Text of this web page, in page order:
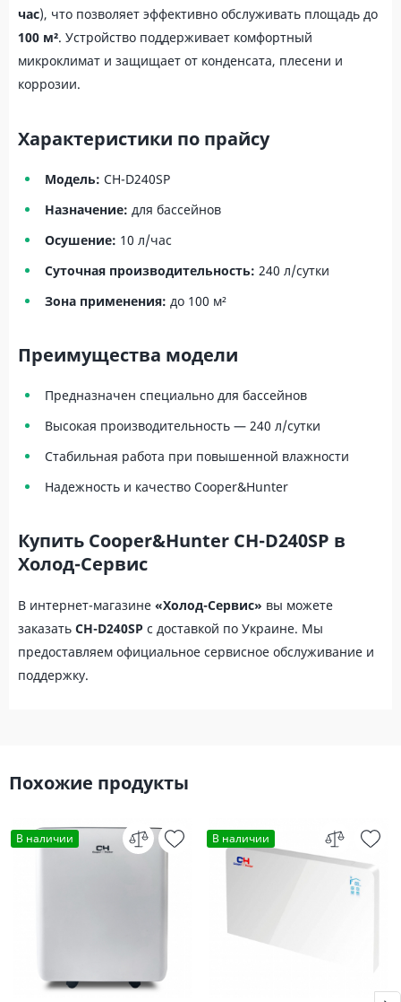
час), что позволяет эффективно обслуживать площадь до
100 м². Устройство поддерживает комфортный
микроклимат и защищает от конденсата, плесени и
коррозии.
Характеристики по прайсу
Модель: CH-D240SP
Назначение: для бассейнов
Осушение: 10 л/час
Суточная производительность: 240 л/сутки
Зона применения: до 100 м²
Преимущества модели
Предназначен специально для бассейнов
Высокая производительность — 240 л/сутки
Стабильная работа при повышенной влажности
Надежность и качество Cooper&Hunter
Купить Cooper&Hunter CH-D240SP в
Холод-Сервис
В интернет-магазине «Холод-Сервис» вы можете
заказать CH-D240SP с доставкой по Украине. Мы
предоставляем официальное сервисное обслуживание и
поддержку.
Похожие продукты
В наличии В наличии